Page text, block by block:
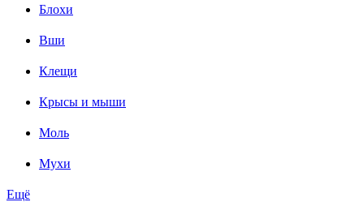
Блохи
Вши
Клещи
Крысы и мыши
Моль
Мухи
Ещё